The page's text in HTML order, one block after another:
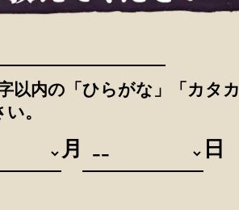
以内の「ひらがな」「カタカ
。
月 日